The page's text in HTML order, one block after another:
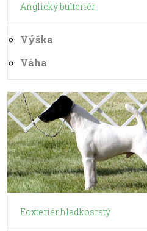
Anglický bulteriér
Výška
Váha
Foxteriér hladkosrstý